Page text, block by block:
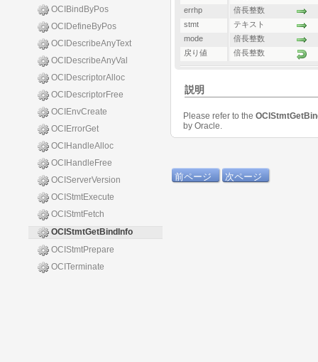
OCIBindByPos
OCIDefineByPos
OCIDescribeAnyText
OCIDescribeAnyVal
OCIDescriptorAlloc
OCIDescriptorFree
OCIEnvCreate
OCIErrorGet
OCIHandleAlloc
OCIHandleFree
OCIServerVersion
OCIStmtExecute
OCIStmtFetch
OCIStmtGetBindInfo
OCIStmtPrepare
OCITerminate
errhp
倍長整数
stmt
テキスト
mode
倍長整数
戻り値
倍長整数
説明
Please refer to the
by Oracle.
前ページ 次ページ